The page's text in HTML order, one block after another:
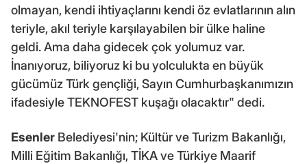
olmayan, kendi ihtiyaçlarını kendi öz evlatlarının alın
teriyle, akıl teriyle karşılayabilen bir ülke haline
geldi. Ama daha gidecek çok yolumuz var.
İnanıyoruz, biliyoruz ki bu yolculukta en büyük
gücümüz Türk gençliği, Sayın Cumhurbaşkanımızın
ifadesiyle TEKNOFEST kuşağı olacaktır" dedi.
Esenler Belediyesi'nin; Kültür ve Turizm Bakanlığı,
Milli Eğitim Bakanlığı, TİKA ve Türkiye Maarif